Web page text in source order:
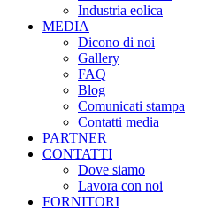
Industria eolica
MEDIA
Dicono di noi
Gallery
FAQ
Blog
Comunicati stampa
Contatti media
PARTNER
CONTATTI
Dove siamo
Lavora con noi
FORNITORI